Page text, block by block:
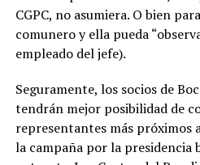
CGPC, no asumiera. O bien
comunero y ella pueda
empleado del jefe).
Seguramente, los socios de
tendrán mejor posibilidad de
representantes más próximos
la campaña por la presidencia